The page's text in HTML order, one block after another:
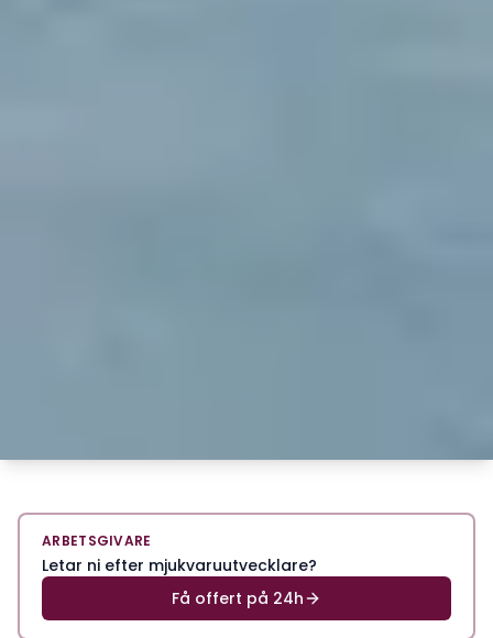
ARBETSGIVARE
Letar ni efter mjukvaruutvecklare?
Få offert på 24h